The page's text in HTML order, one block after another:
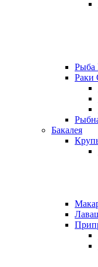
Рыба
Раки
Бакалея